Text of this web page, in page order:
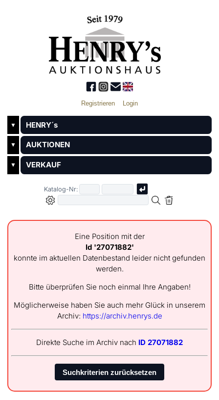
Registrieren Login
▼ HENRY´s
▼ AUKTIONEN
▼ VERKAUF
Katalog-Nr:
Eine Position mit der
Id '27071882'
konnte im aktuellen Datenbestand leider nicht gefunden
werden.
Bitte überprüfen Sie noch einmal Ihre Angaben!
Möglicherweise haben Sie auch mehr Glück in unserem
Archiv: https://archiv.henrys.de
Direkte Suche im Archiv nach ID 27071882